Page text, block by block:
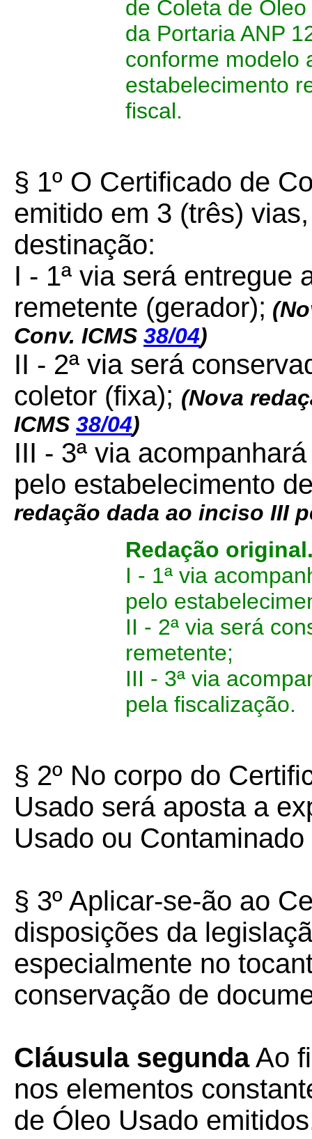
de Coleta de
da Portaria ANP
conforme modelo
estabelecimento
fiscal.
§ 1º O Certificado de
emitido em 3 (três)
destinação:
I - 1ª via será entregue
remetente (gerador);
Conv. ICMS 38/04)
II - 2ª via será
coletor (fixa); (Nova
ICMS 38/04)
III - 3ª via
pelo estabelecimento
redação dada ao inciso III
Redação
I - 1ª via
pelo
II - 2ª via será
remetente;
III - 3ª via
pela fiscalização.
§ 2º No corpo do
Usado será aposta a
Usado ou
§ 3º Aplicar-se-ão ao
disposições da
especialmente no
conservação de
Cláusula segundaAo
nos elementos
de Óleo Usado